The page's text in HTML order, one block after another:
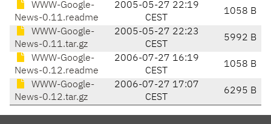
WWW-Google-
News-0.11.readme
2005-05-27 22:19
CEST
1058 B
WWW-Google-
News-0.11.tar.gz
2005-05-27 22:23
CEST
5992 B
WWW-Google-
News-0.12.readme
2006-07-27 16:19
CEST
1058 B
WWW-Google-
News-0.12.tar.gz
2006-07-27 17:07
CEST
6295 B